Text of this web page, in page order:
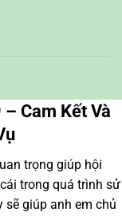
Cam Kết Và
trọng giúp hội
trong quá trình sử
sẽ giúp anh em chủ